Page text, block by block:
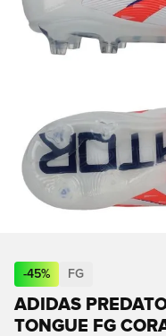
-45% FG
ADIDAS
TONGUE FG